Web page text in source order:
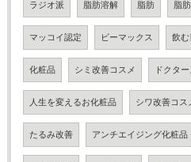
ラジオ派 脂肪溶解 脂肪 脂肪
マッコイ認定 ビーマックス 飲む
化粧品 シミ改善コスメ ドクタ
人生を変えるお化粧品 シワ改善コス
たるみ改善 アンチエイジング化粧品